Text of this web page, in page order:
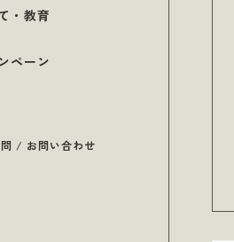
・教育
ペーン
/ お問い合わせ